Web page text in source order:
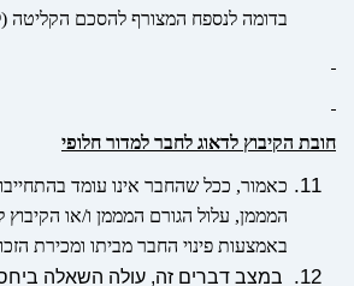
בדומה לנספח המצורף להסכם הקליטה
חובת הקיבוץ לדאוג לחבר למדור חלופי
כאמור, ככל שהחבר אינו עומד
המממן, עלול הגורם המממן ו/או
באמצעות פינוי החבר מביתו ומכירת
במצב דברים זה, עולה השאלה